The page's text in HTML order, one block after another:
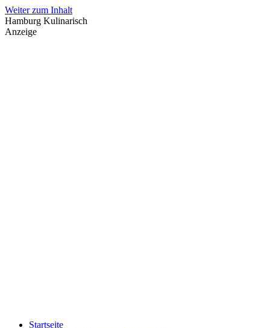
Weiter zum Inhalt
Hamburg Kulinarisch
Anzeige
Startseite